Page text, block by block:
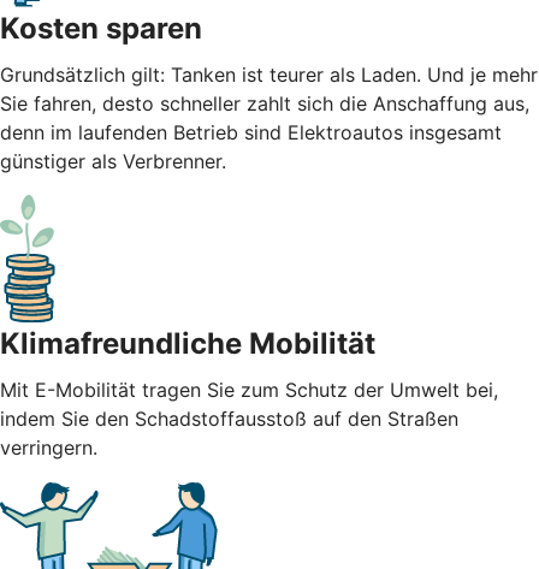
Kosten sparen
Grundsätzlich gilt: Tanken ist teurer als Laden. Und je mehr
Sie fahren, desto schneller zahlt sich die Anschaffung aus,
denn im laufenden Betrieb sind Elektroautos insgesamt
günstiger als Verbrenner.
Klimafreundliche Mobilität
Mit E-Mobilität tragen Sie zum Schutz der Umwelt bei,
indem Sie den Schadstoffausstoß auf den Straßen
verringern.